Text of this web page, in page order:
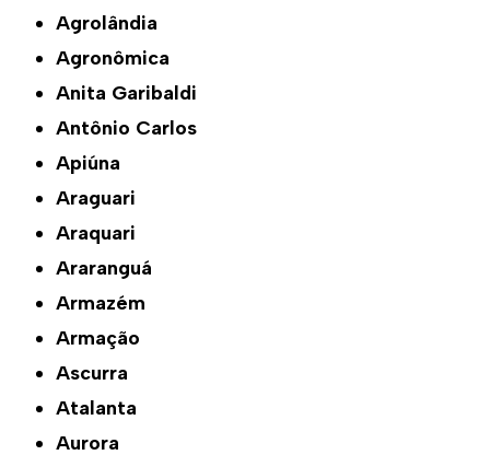
Agrolândia
Agronômica
Anita Garibaldi
Antônio Carlos
Apiúna
Araguari
Araquari
Araranguá
Armazém
Armação
Ascurra
Atalanta
Aurora